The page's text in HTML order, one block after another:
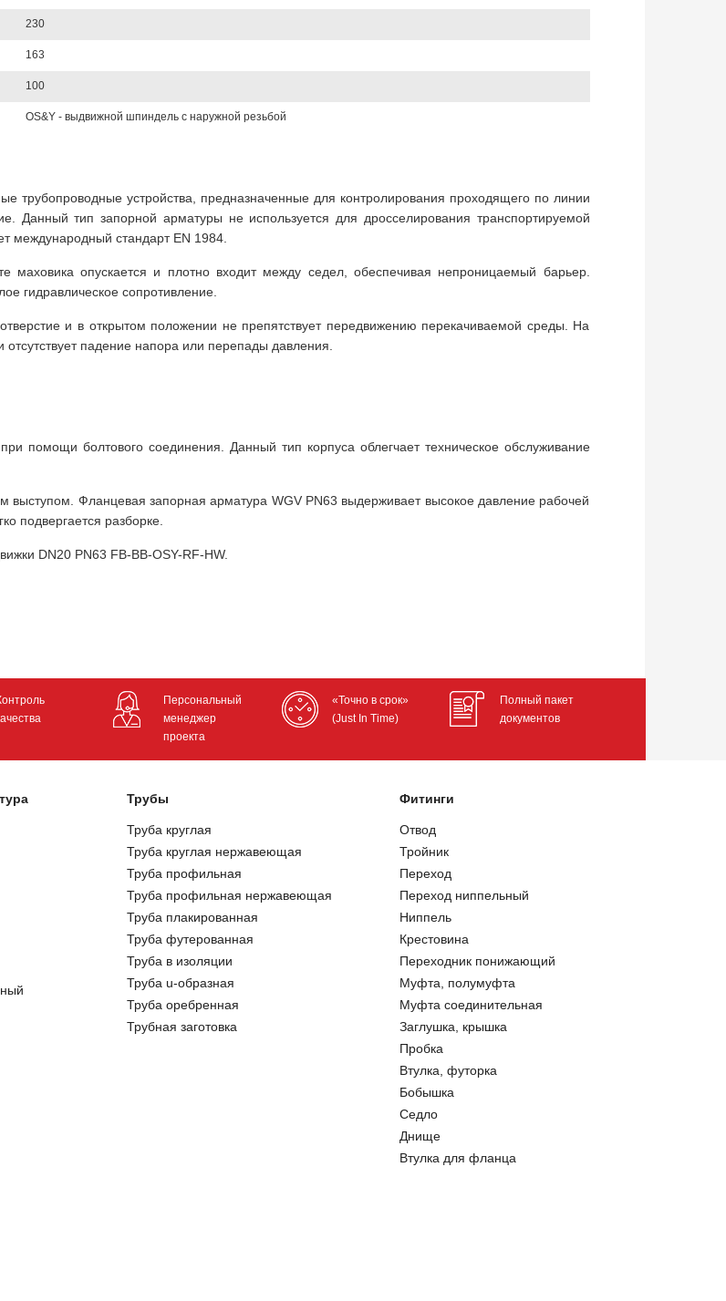
230
163
100
OS&Y - выдвижной шпиндель с наружной резьбой
трубопроводные устройства, предназначенные для контролирования проходящего по линии
Данный тип запорной арматуры не используется для дросселирования транспортируемой
международный стандарт EN 1984.
маховика опускается и плотно входит между седел, обеспечивая непроницаемый барьер.
гидравлическое сопротивление.
и в открытом положении не препятствует передвижению перекачиваемой среды. На
падение напора или перепады давления.
помощи болтового соединения. Данный тип корпуса облегчает техническое обслуживание
Фланцевая запорная арматура WGV PN63 выдерживает высокое давление рабочей
подвергается разборке.
DN20 PN63 FB-BB-OSY-RF-HW.
Персональный
менеджер
проекта
«Точно в срок»
(Just In Time)
Полный пакет
документов
Трубы
Труба круглая
Труба круглая нержавеющая
Труба профильная
Труба профильная нержавеющая
Труба плакированная
Труба футерованная
Труба в изоляции
Труба u-образная
Труба оребренная
Трубная заготовка
Фитинги
Отвод
Тройник
Переход
Переход ниппельный
Ниппель
Крестовина
Переходник понижающий
Муфта, полумуфта
Муфта соединительная
Заглушка, крышка
Пробка
Втулка, футорка
Бобышка
Седло
Днище
Втулка для фланца